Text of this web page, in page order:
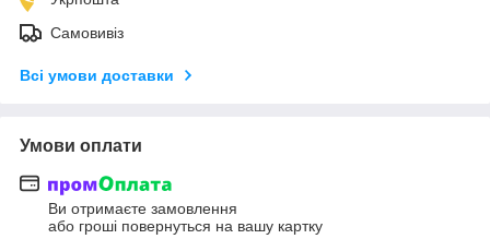
Самовивіз
Всі умови доставки
Умови оплати
Ви отримаєте замовлення
або гроші повернуться на вашу картку